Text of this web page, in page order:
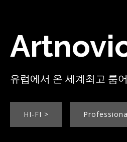
유럽에서 온 세계최고 룸
HI-FI >